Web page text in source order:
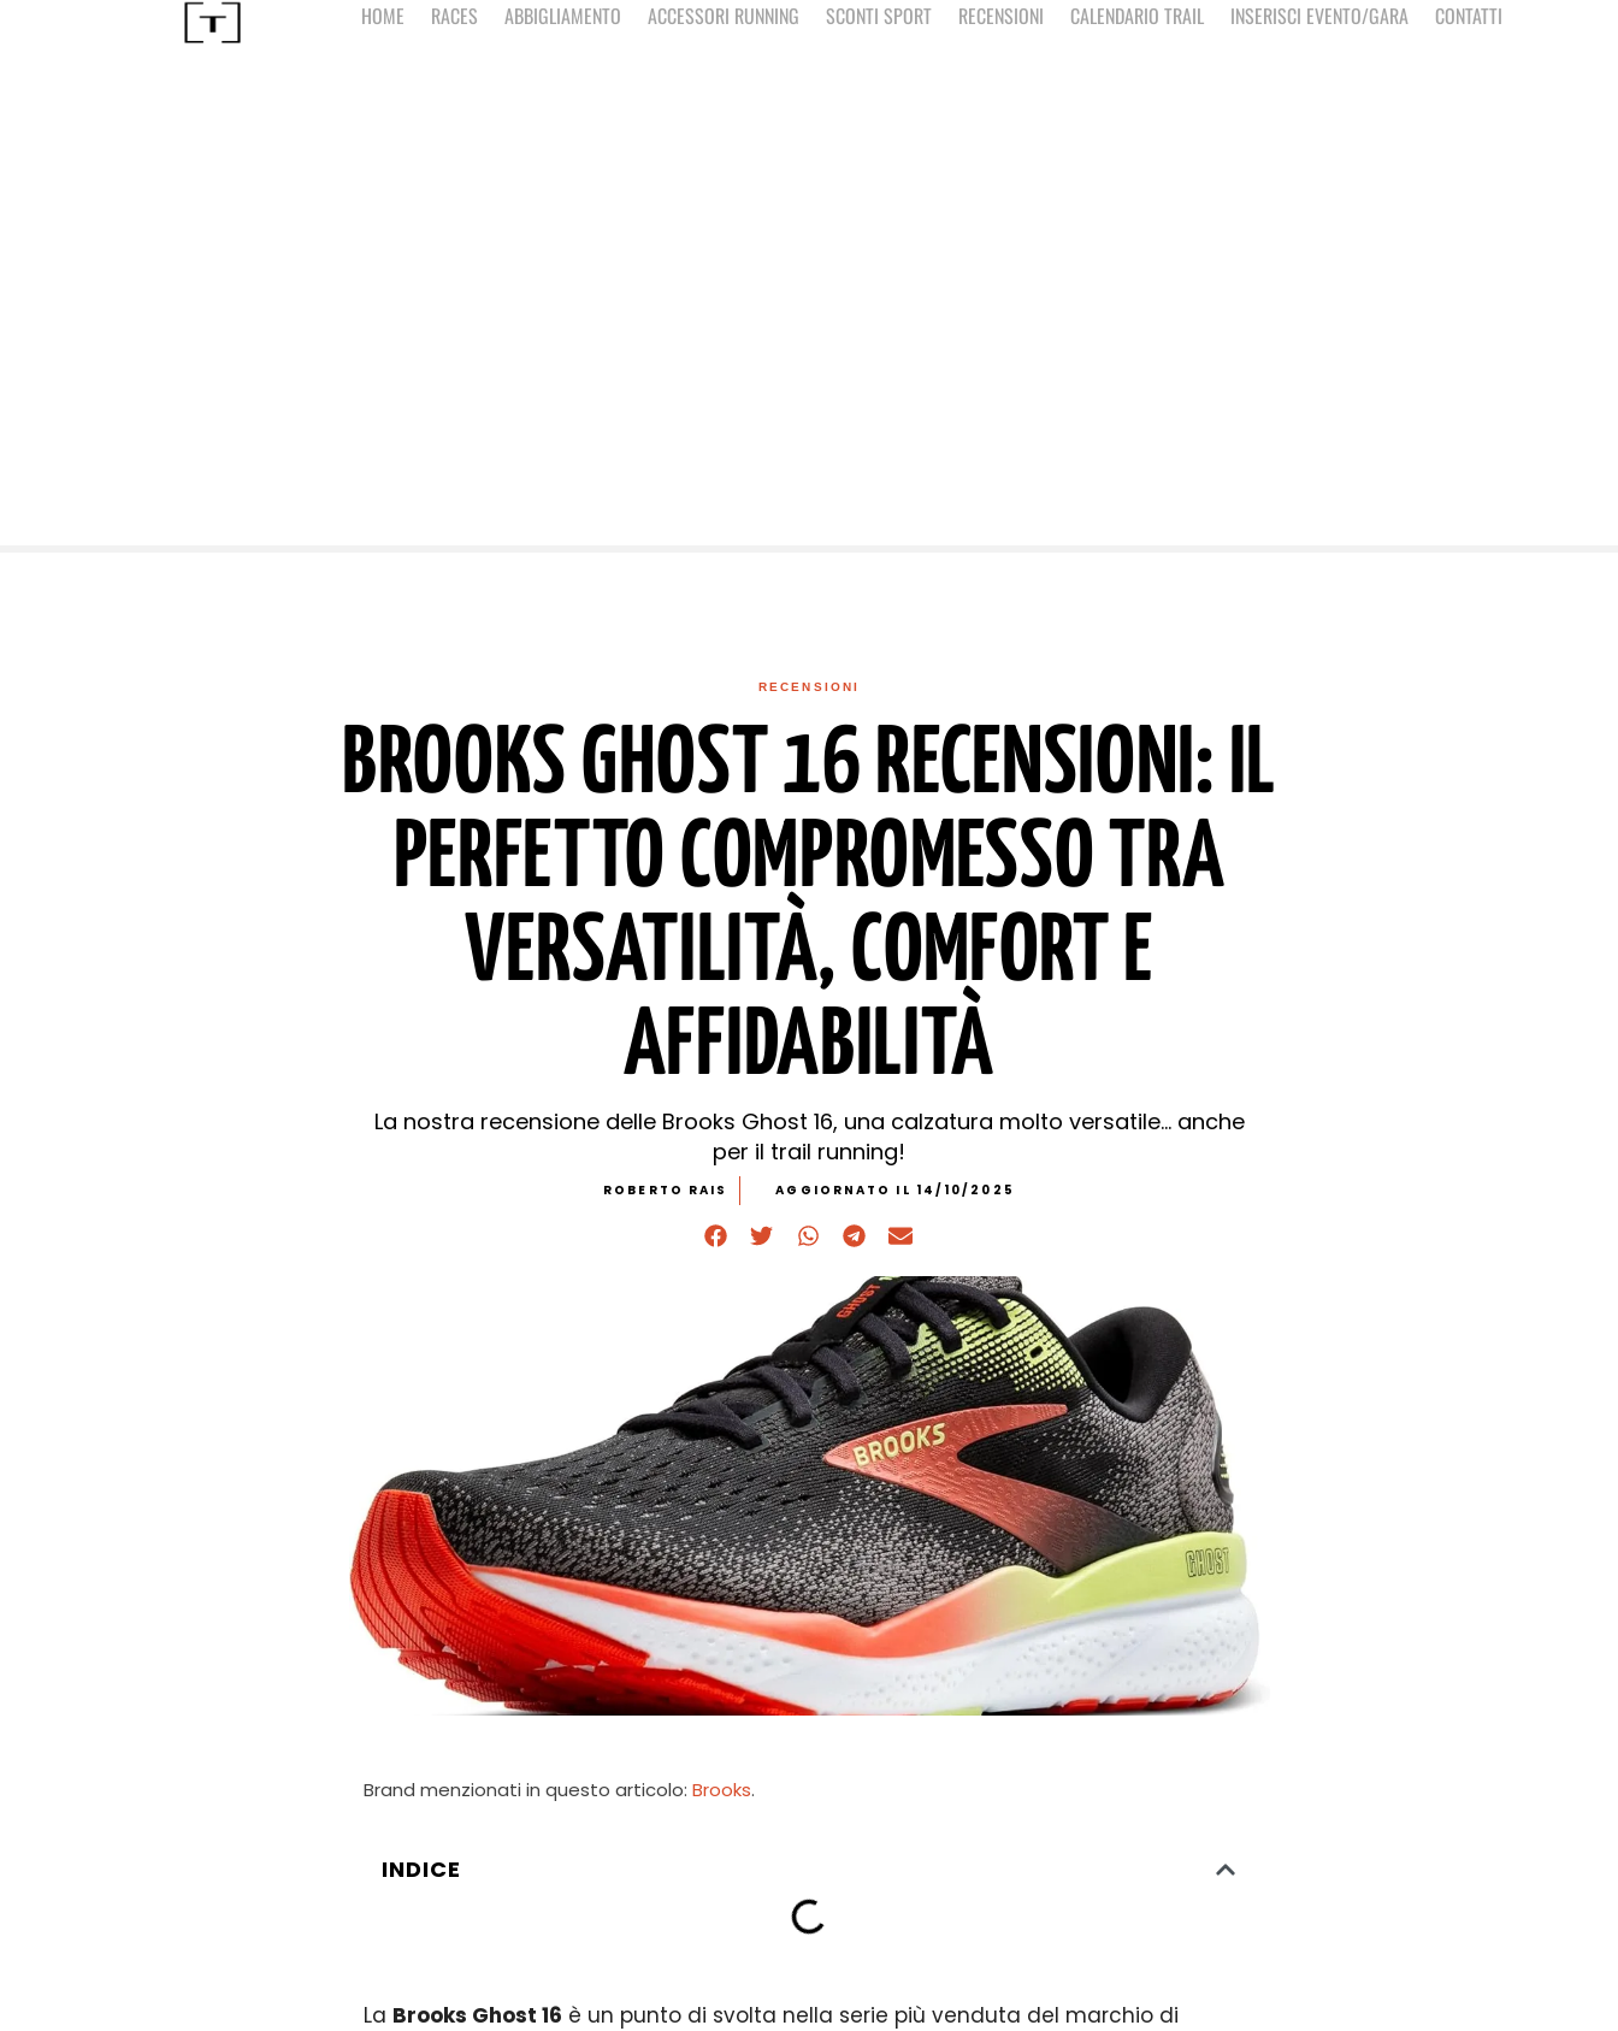
HOME RACES ABBIGLIAMENTO ACCESSORI RUNNING SCONTI SPORT RECENSIONI CALENDARIO TRAIL INSERISCI EVENTO/GARA CONTATTI
RECENSIONI
BROOKS GHOST 16 RECENSIONI: IL
PERFETTO COMPROMESSO TRA
VERSATILITÀ, COMFORT E
AFFIDABILITÀ
La nostra recensione delle Brooks Ghost 16, una calzatura molto versatile... anche
per il trail running!
ROBERTO RAIS AGGIORNATO IL 14/10/2025
Brand menzionati in questo articolo: Brooks.
INDICE
La Brooks Ghost 16 è un punto di svolta nella serie più venduta del marchio di